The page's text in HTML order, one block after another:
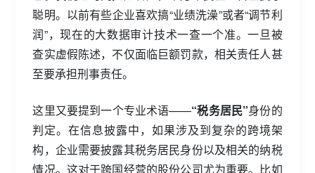
聪明。以前有些企业喜欢搞“业绩洗澡”或者“调节利
润”，现在的大数据审计技术一查一个准。一旦被
查实虚假陈述，不仅面临巨额罚款，相关责任人甚
至要承担刑事责任。
这里又要提到一个专业术语——“税务居民”身份的
判定。在信息披露中，如果涉及到复杂的跨境架
构，企业需要披露其税务居民身份以及相关的纳税
情况。这对于跨国经营的股份公司尤为重要。比如